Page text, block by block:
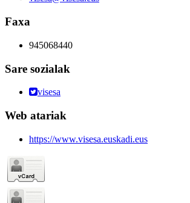
Faxa
945068440
Sare sozialak
visesa
Web atariak
https://www.visesa.euskadi.eus